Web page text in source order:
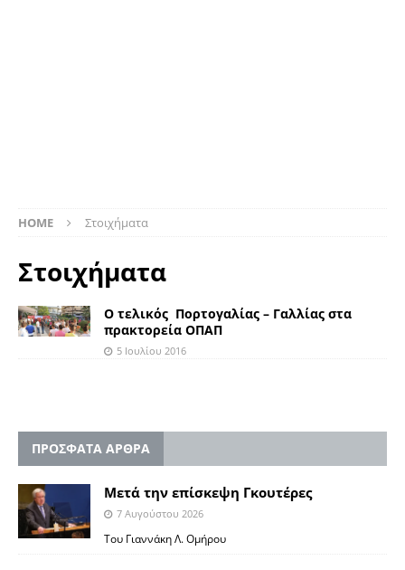
HOME Στοιχήματα
Στοιχήματα
Ο τελικός Πορτογαλίας – Γαλλίας στα
πρακτορεία ΟΠΑΠ
5 Ιουλίου 2016
ΠΡΟΣΦΑΤΑ ΑΡΘΡΑ
Μετά την επίσκεψη Γκουτέρες
7 Αυγούστου 2026
Του Γιαννάκη Λ. Ομήρου